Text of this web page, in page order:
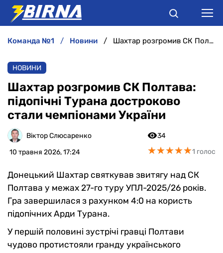
АНАЛІТИКА
ІНТЕРВ'Ю
РІЗНЕ
БУКМЕКЕРИ
команда №1 новини Шахтар розгромив СК Полтава: підопічні Турана достроково стали чемпіонами України
НОВИНИ
Шахтар розгромив СК Полтава:
підопічні Турана достроково
стали чемпіонами України
Віктор Слюсаренко
10 травня 2026, 17:24
34
★★★★★
★★★★★1 голос
Донецький Шахтар святкував звитягу над СК
Полтава у межах 27-го туру УПЛ-2025/26 років.
Гра завершилася з рахунком 4:0 на користь
підопічних Арди Турана.
У першій половині зустрічі гравці Полтави
чудово протистояли гранду українського